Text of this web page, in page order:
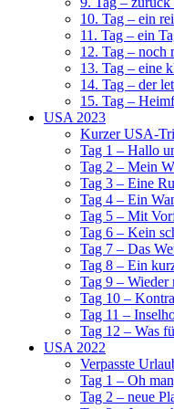
10. Tag – ein
11. Tag – ein
12. Tag – noch
13. Tag – eine
14. Tag – der
15. Tag –
USA 2023
Kurzer USA-
Tag 1 – Hallo
Tag 2 – Mein
Tag 3 – Eine
Tag 4 – Ein
Tag 5 – Mit
Tag 6 – Kein
Tag 7 – Das
Tag 8 – Ein
Tag 9 – Wieder
Tag 10 –
Tag 11 –
Tag 12 – Was
USA 2022
Verpasste
Tag 1 – Oh
Tag 2 – neue